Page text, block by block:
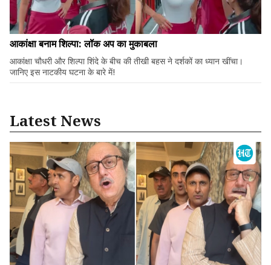
आकांक्षा बनाम शिल्पा: लॉक अप का मुकाबला
आकांक्षा चौधरी और शिल्पा शिंदे के बीच की तीखी बहस ने दर्शकों का ध्यान खींचा।
जानिए इस नाटकीय घटना के बारे में!
Latest News